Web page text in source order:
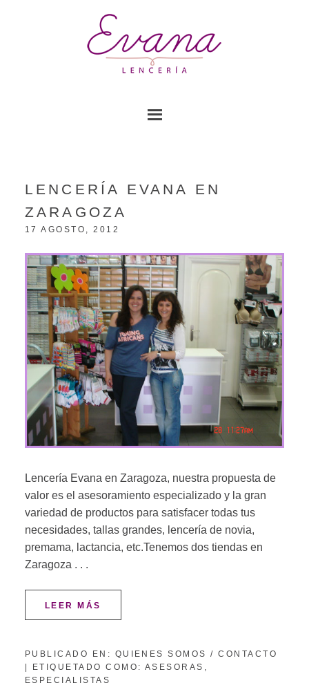
LENCERÍA EVANA EN
ZARAGOZA
17 AGOSTO, 2012
Lencería Evana en Zaragoza, nuestra propuesta de
valor es el asesoramiento especializado y la gran
variedad de productos para satisfacer todas tus
necesidades, tallas grandes, lencería de novia,
premama, lactancia, etc.Tenemos dos tiendas en
Zaragoza . . .
LEER MÁS
PUBLICADO EN: QUIENES SOMOS / CONTACTO
ETIQUETADO COMO: ASESORAS ,
ESPECIALISTAS